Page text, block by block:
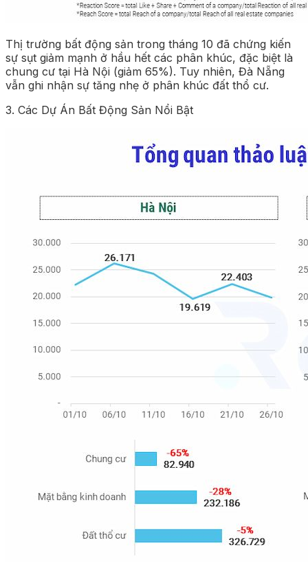
Thị trường bất động sản trong tháng 10 đã chứng kiến
sự sụt giảm mạnh ở hầu hết các phân khúc, đặc biệt là
chung cư tại Hà Nội (giảm 65%). Tuy nhiên, Đà Nẵng
vẫn ghi nhận sự tăng nhẹ ở phân khúc đất thổ cư.
3. Các Dự Án Bất Động Sản Nổi Bật